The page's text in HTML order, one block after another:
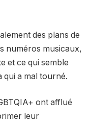
des plans de
numéros musicaux,
et ce qui semble
qui a mal tourné.
ont afflué
leur